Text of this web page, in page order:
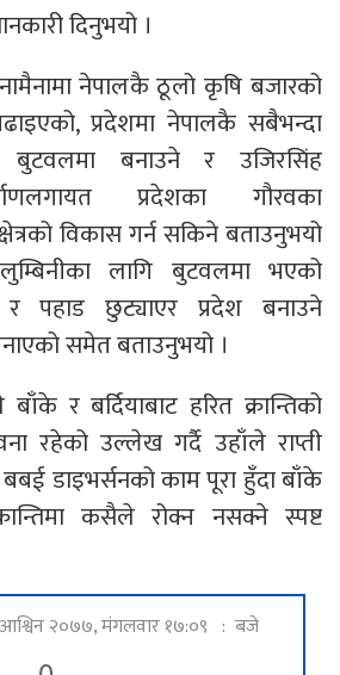
दिनुभयो ।
नेपालकै ठूलो कृषि बजारको
प्रदेशमा नेपालकै सबैभन्दा
बुटवलमा बनाउने र उजिरसिंह
प्रदेशका गौरवका
विकास गर्न सकिने बताउनुभयो
लागि बुटवलमा भएको
पहाड छुट्याएर प्रदेश बनाउने
समेत बताउनुभयो ।
र बर्दियाबाट हरित क्रान्तिको
रहेको उल्लेख गर्दै उहाँले राप्ती
डाइभर्सनको काम पूरा हुँदा बाँके
कसैले रोक्न नसक्ने स्पष्ट
आश्विन २०७७, मंगलवार १७:०९ : बजे